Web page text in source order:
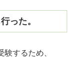
った。
するため、